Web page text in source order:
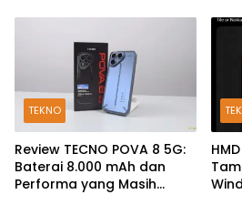
TEKNO
Review TECNO POVA 8 5G:
Baterai 8.000 mAh dan
Performa yang Masih